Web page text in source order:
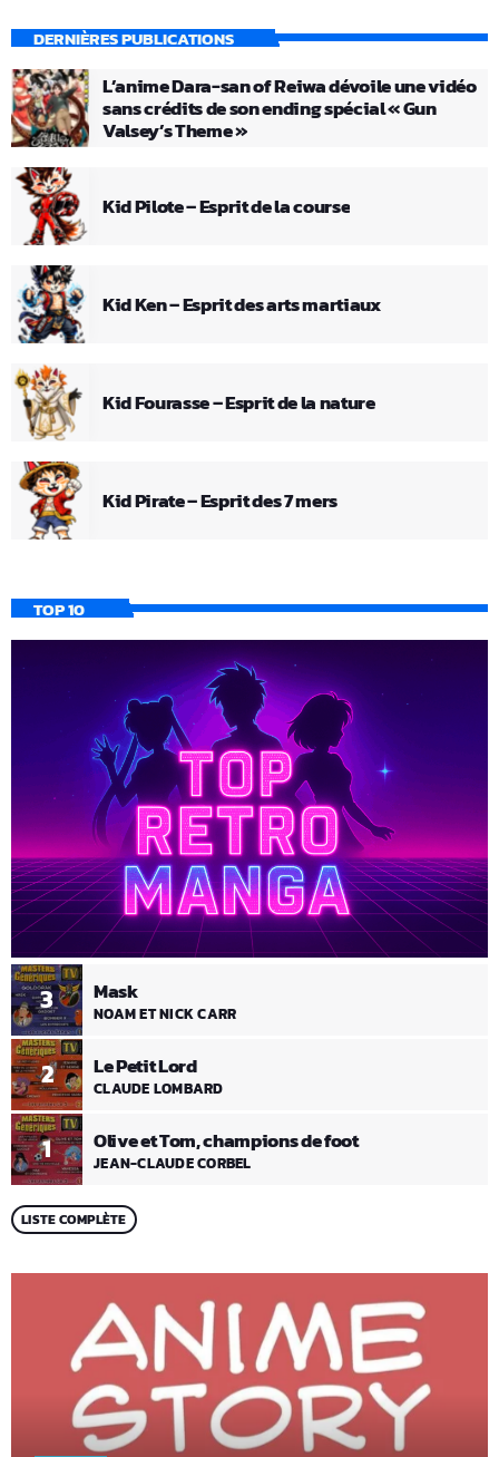
DERNIÈRES PUBLICATIONS
L’anime Dara-san of Reiwa dévoile une vidéo
sans crédits de son ending spécial « Gun
Valsey’s Theme »
Kid Pilote – Esprit de la course
Kid Ken – Esprit des arts martiaux
Kid Fourasse – Esprit de la nature
Kid Pirate – Esprit des 7 mers
TOP 10
1 Olive et Tom, champions de foot
JEAN-CLAUDE CORBEL
2 Le Petit Lord
CLAUDE LOMBARD
3 Mask
NOAM ET NICK CARR
LISTE COMPLÈTE